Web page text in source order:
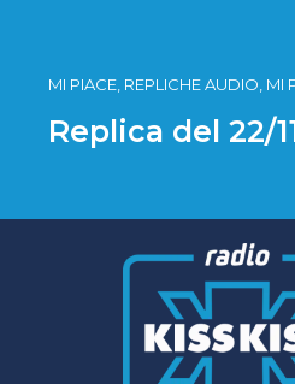
MI PIACE, REPLICHE AUDIO, MI
Replica del 22/